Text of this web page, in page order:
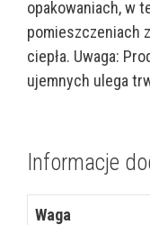
opakowaniach, w
pomieszczeniach
ciepła. Uwaga:
ujemnych ulega
Informacje
Waga